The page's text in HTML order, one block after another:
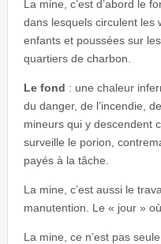
La mine, c’est d’abord le
dans lesquels circulent les
enfants et poussées sur
quartiers de charbon.
Le fond : une chaleur
du danger, de l’incendie,
mineurs qui y descendent
surveille le porion,
payés à la tâche.
La mine, c’est aussi le
manutention. Le « jour »
La mine, ce n’est pas